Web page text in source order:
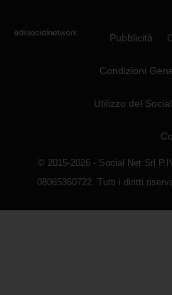
Pubblicità
Condizioni
Utilizzo del
© 2015-2026 - Social Net Srl
08065360722. Tutti i diritti